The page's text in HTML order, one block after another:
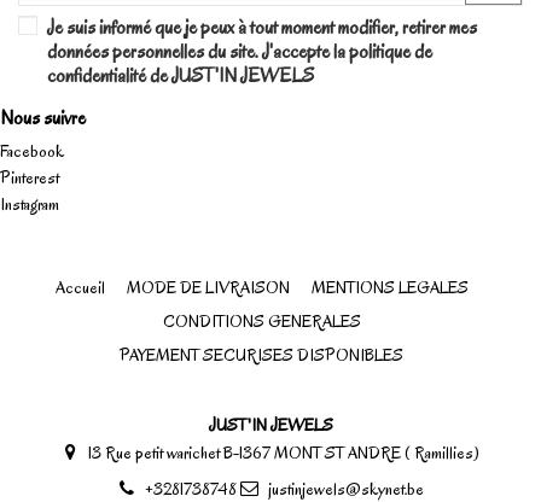
Je suis informé que je peux à tout moment modifier, retirer mes
données personnelles du site. J'accepte la politique de
confidentialité de JUST'IN JEWELS
Nous suivre
Facebook
Pinterest
Instagram
Accueil MODE DE LIVRAISON
MENTIONS LEGALES
CONDITIONS GENERALES
PAYEMENT SECURISES DISPONIBLES
JUST'IN JEWELS
13 Rue petit warichet B-1367 MONT ST ANDRE ( Ramillies)
+3281738748
justinjewels@skynet.be